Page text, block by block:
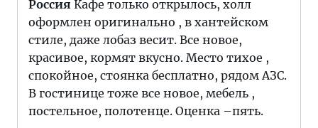
Россия Кафе только открылось, холл
оформлен оригинально , в хантейском
стиле, даже лобаз весит. Все новое,
красивое, кормят вкусно. Место тихое ,
спокойное, стоянка бесплатно, рядом АЗС.
В гостинице тоже все новое, мебель ,
постельное, полотенце. Оценка –пять.